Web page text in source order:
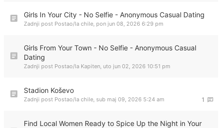
Girls In Your City - No Selfie - Anonymous Casual Dating
Zadnji post Postao/la chile, pon jun 08, 2026 6:29 pm
Girls From Your Town - No Selfie - Anonymous Casual
Dating
Zadnji post Postao/la Kapiten, uto jun 02, 2026 10:51 pm
Stadion Koševo
1
Zadnji post Postao/la chile, sub maj 09, 2026 5:24 am
Find Local Women Ready to Spice Up the Night in Your